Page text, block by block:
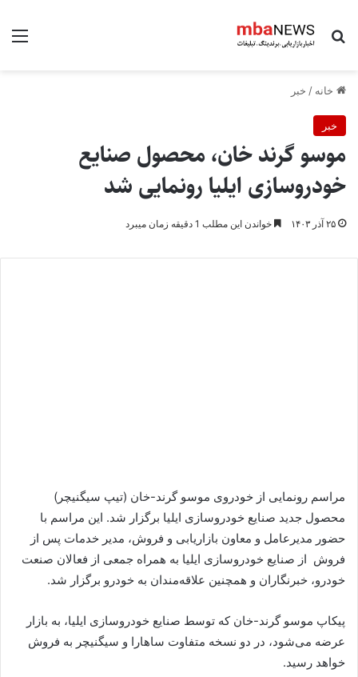
جستجو برای
خانه / خبر
خبر
موسو گرند خان، محصول صنایع
خودروسازی ایلیا رونمایی شد
۲۵ آذر ۱۴۰۳ خواندن این مطلب 1 دقیقه زمان میبرد
مراسم رونمایی از خودروی موسو گرند-خان (تیپ سیگنیچر)
محصول جدید صنایع خودروسازی ایلیا برگزار شد. این مراسم با
حضور مدیرعامل و معاون بازاریابی و فروش، مدیر خدمات پس از
فروش از صنایع خودروسازی ایلیا به همراه جمعی از فعالان صنعت
خودرو، خبرنگاران و همچنین علاقه‌مندان به خودرو برگزار شد.
پیکاپ موسو گرند-خان که توسط صنایع خودروسازی ایلیا، به بازار
عرضه می‌شود، در دو نسخه متفاوت ساهارا و سیگنیچر به فروش
خواهد رسید.